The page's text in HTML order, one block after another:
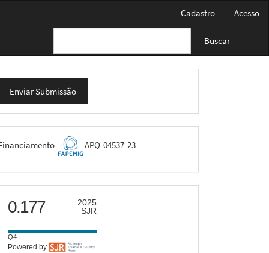
Cadastro Acesso
Buscar
Enviar Submissão
APQ-04537-23
scimago
0.177
2025
SJR
Q4
Powered by